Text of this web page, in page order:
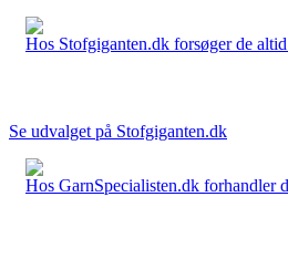
Hos Stofgiganten.dk forsøger de
Se udvalget på Stofgiganten.dk
Hos GarnSpecialisten.dk forhandler